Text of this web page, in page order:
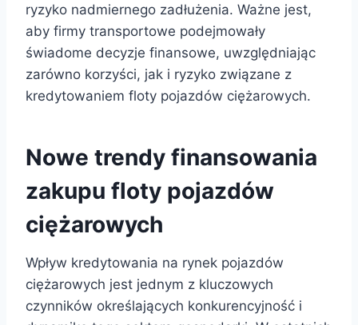
ryzyko nadmiernego zadłużenia. Ważne jest,
aby firmy transportowe podejmowały
świadome decyzje finansowe, uwzględniając
zarówno korzyści, jak i ryzyko związane z
kredytowaniem floty pojazdów ciężarowych.
Nowe trendy finansowania
zakupu floty pojazdów
ciężarowych
Wpływ kredytowania na rynek pojazdów
ciężarowych jest jednym z kluczowych
czynników określających konkurencyjność i